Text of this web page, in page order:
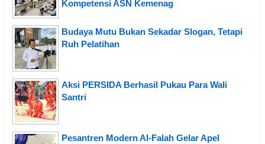
Kompetensi ASN Kemenag
Budaya Mutu Bukan Sekadar Slogan, Tetapi
Ruh Pelatihan
Aksi PERSIDA Berhasil Pukau Para Wali
Santri
Pesantren Modern Al-Falah Gelar Apel